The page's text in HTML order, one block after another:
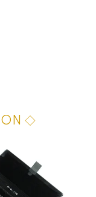
◇